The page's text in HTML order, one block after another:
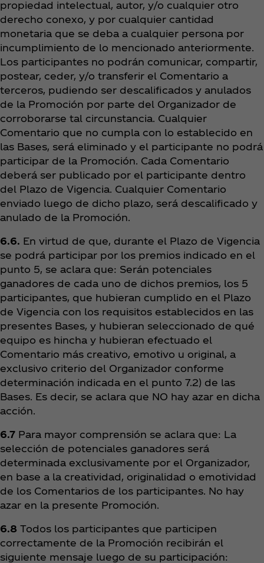
propiedad intelectual, autor, y/o cualquier otro
derecho conexo, y por cualquier cantidad
monetaria que se deba a cualquier persona por
incumplimiento de lo mencionado anteriormente.
Los participantes no podrán comunicar, compartir,
postear, ceder, y/o transferir el Comentario a
terceros, pudiendo ser descalificados y anulados
de la Promoción por parte del Organizador de
corroborarse tal circunstancia. Cualquier
Comentario que no cumpla con lo establecido en
las Bases, será eliminado y el participante no podrá
participar de la Promoción. Cada Comentario
deberá ser publicado por el participante dentro
del Plazo de Vigencia. Cualquier Comentario
enviado luego de dicho plazo, será descalificado y
anulado de la Promoción.
6.6. En virtud de que, durante el Plazo de Vigencia
se podrá participar por los premios indicado en el
punto 5, se aclara que: Serán potenciales
ganadores de cada uno de dichos premios, los 5
participantes, que hubieran cumplido en el Plazo
de Vigencia con los requisitos establecidos en las
presentes Bases, y hubieran seleccionado de qué
equipo es hincha y hubieran efectuado el
Comentario más creativo, emotivo u original, a
exclusivo criterio del Organizador conforme
determinación indicada en el punto 7.2) de las
Bases. Es decir, se aclara que NO hay azar en dicha
acción.
6.7 Para mayor comprensión se aclara que: La
selección de potenciales ganadores será
determinada exclusivamente por el Organizador,
en base a la creatividad, originalidad o emotividad
de los Comentarios de los participantes. No hay
azar en la presente Promoción.
6.8 Todos los participantes que participen
correctamente de la Promoción recibirán el
siguiente mensaje luego de su participación: